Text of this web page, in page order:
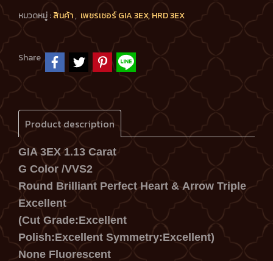
หมวดหมู่ :สินค้า, เพชรเซอร์ GIA 3EX, HRD 3EX
Share
Product description
GIA 3EX 1.13 Carat
G Color /VVS2
Round Brilliant Perfect Heart & Arrow Triple
Excellent
(Cut Grade:Excellent
Polish:Excellent Symmetry:Excellent)
None Fluorescent